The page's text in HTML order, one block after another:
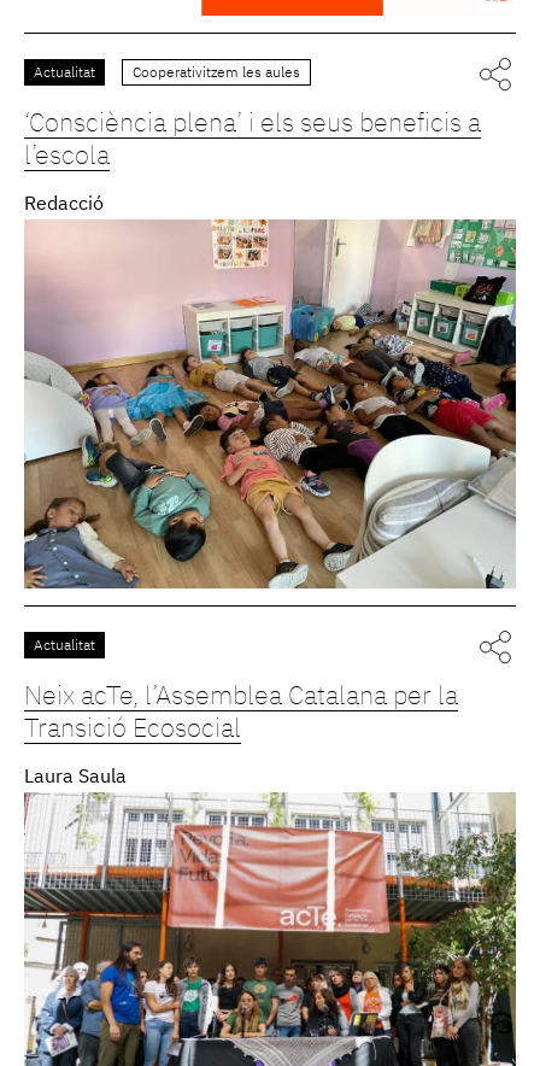
Actualitat Cooperativitzem les aules
‘Consciència plena’ i els seus beneficis a
l’escola
Redacció
Actualitat
Neix acTe, l’Assemblea Catalana per la
Transició Ecosocial
Laura Saula